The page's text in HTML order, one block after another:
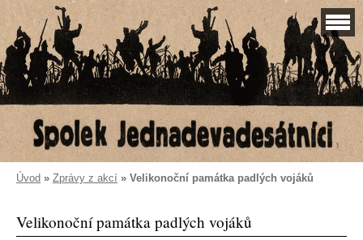
Úvod » Zprávy z akcí » Velikonoční památka padlých vojáků
Velikonoční památka padlých vojáků